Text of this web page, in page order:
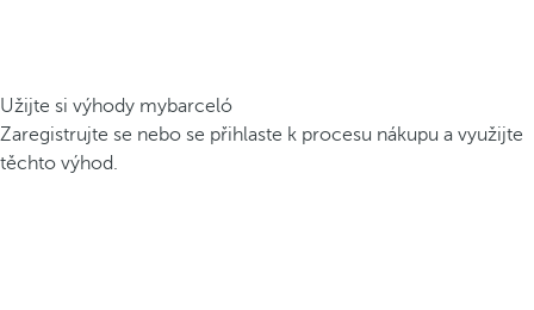
Užijte si výhody mybarceló
Zaregistrujte se nebo se přihlaste k procesu nákupu a využijte
těchto výhod.